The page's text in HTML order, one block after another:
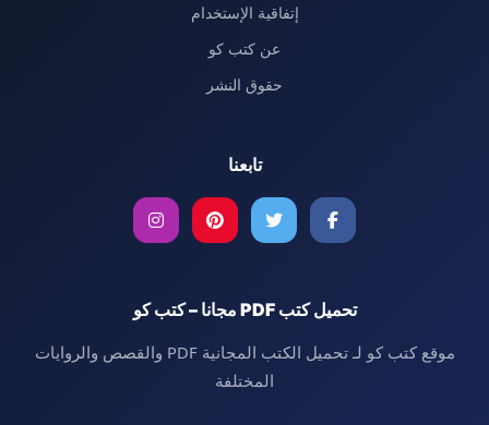
إتفاقية الإستخدام
عن كتب كو
حقوق النشر
تابعنا
تحميل كتب PDF مجانا – كتب كو
موقع كتب كو لـ تحميل الكتب المجانية PDF والقصص والروايات
المختلفة